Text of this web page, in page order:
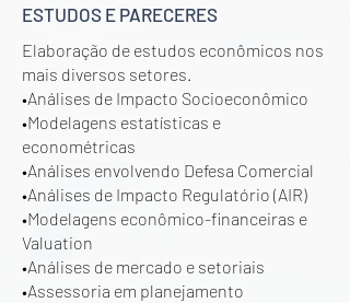
ESTUDOS E PARECERES
Elaboração de estudos econômicos nos
mais diversos setores.
•Análises de Impacto Socioeconômico
•Modelagens estatísticas e
econométricas
•Análises envolvendo Defesa Comercial
•Análises de Impacto Regulatório (AIR)
•Modelagens econômico-financeiras e
Valuation
•Análises de mercado e setoriais
•Assessoria em planejamento